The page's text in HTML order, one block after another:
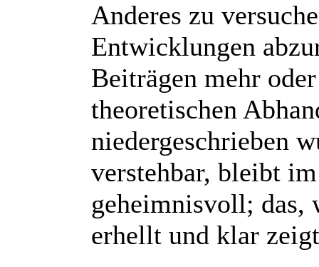
Anderes zu
Entwicklungen
Beiträgen mehr
theoretischen
niedergeschrieben
verstehbar, bleibt
geheimnisvoll; das,
erhellt und klar